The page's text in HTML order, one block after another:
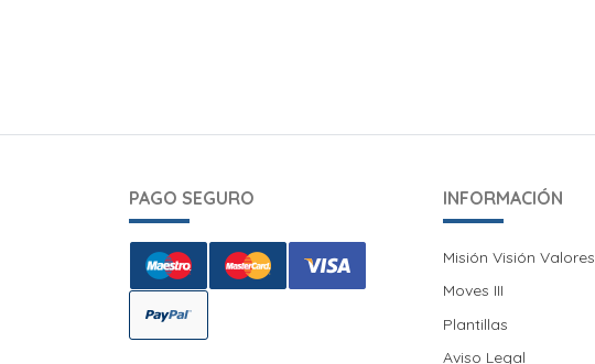
PAGO SEGURO INFORMACIÓN
Misión Visión Valores
Misión Visión Valores
Moves III
Moves III
Plantillas
Aviso Legal